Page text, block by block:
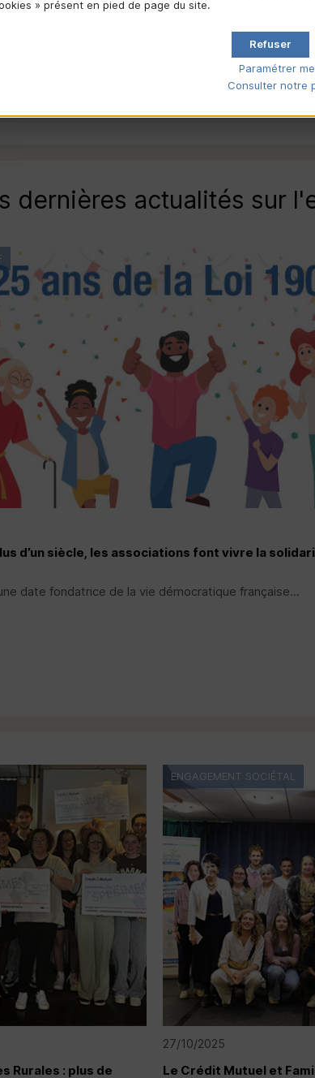
de l’économie sociale, suscite et diffuse des
et juridiques, portant sur les organisations
dans le monde.
dernières actualités sur
d’un siècle, les associations font vivre la
date fondatrice de la vie démocratique française...
Rurales : plus de
27/10/2025
Le Crédit Mutuel et
ENGAGEMENT SOCIÉTAL
» présent en pied de page du site.
Refuser
Paramétrer
Consulter notre